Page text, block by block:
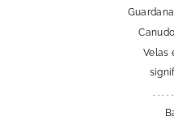
Velas
. . . .